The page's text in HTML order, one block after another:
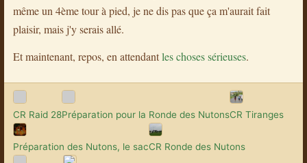
même un 4ème tour à pied, je ne dis pas que ça m'aurait fait
plaisir, mais j'y serais allé.
Et maintenant, repos, en attendantles choses sérieuses.
CR Raid 28Préparation pour la Ronde des NutonsCR Tiranges
Préparation des Nutons, le sacCR Ronde des Nutons